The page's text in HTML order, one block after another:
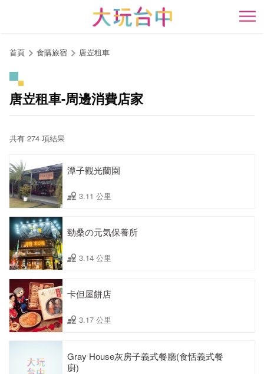
開
首頁 食購旅宿 唐岦租車
唐岦租車-周邊消費店家
共有 274 項結果
潭子觀光蘭園
3.11 公里
勁桑の元気保養所
3.14 公里
卡但屋餅店
3.17 公里
Gray House灰房子義式餐廳(食恬義式餐
廚)